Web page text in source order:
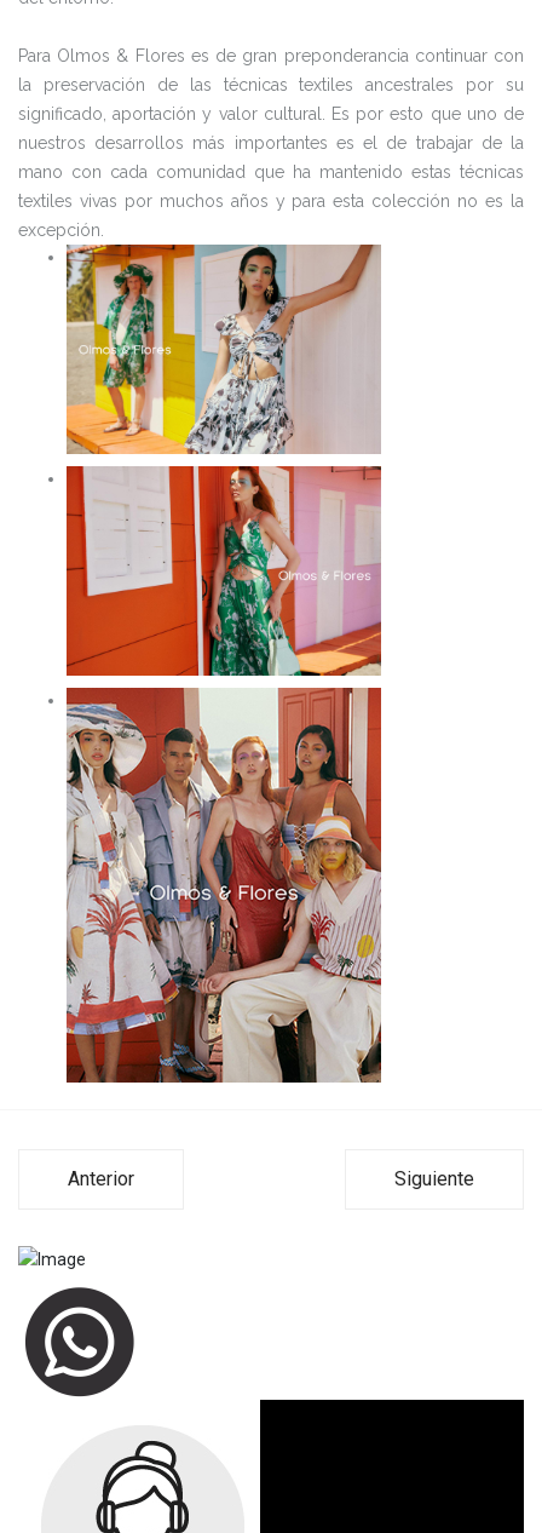
Para Olmos & Flores es de gran preponderancia continuar con
la preservación de las técnicas textiles ancestrales por su
significado, aportación y valor cultural. Es por esto que uno de
nuestros desarrollos más importantes es el de trabajar de la
mano con cada comunidad que ha mantenido estas técnicas
textiles vivas por muchos años y para esta colección no es la
excepción.
Anterior Siguiente